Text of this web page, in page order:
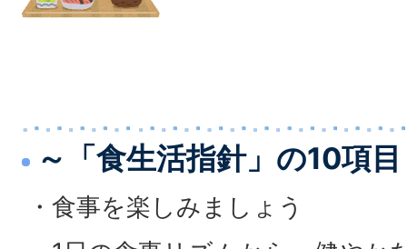
～「食生活指針」の10項
・食事を楽しみましょう